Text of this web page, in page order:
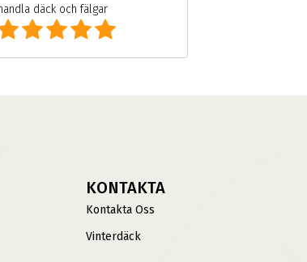
handla däck och fälgar
KONTAKTA
Kontakta Oss
Vinterdäck